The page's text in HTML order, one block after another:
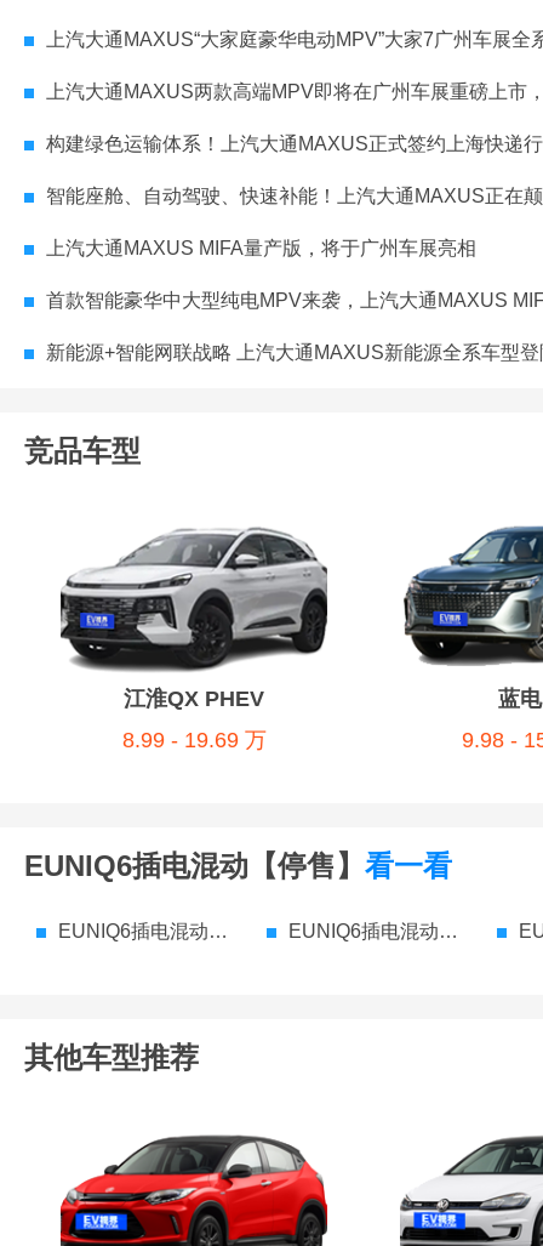
上汽大通MAXUS“大家庭豪华电动MPV”大家7广州车展全
上汽大通MAXUS两款高端MPV即将在广州车展重磅上市，知名港星现
构建绿色运输体系！上汽大通MAXUS正式签约上海快递
智能座舱、自动驾驶、快速补能！上汽大通MAXUS正在颠覆你对“多人出行”
上汽大通MAXUS MIFA量产版，将于广州车展亮相
首款智能豪华中大型纯电MPV来袭，上汽大通MAXUS MIFA量产车将由你
新能源+智能网联战略 上汽大通MAXUS新能源全系车型登陆广
竞品车型
江淮QX PHEV
8.99 - 19.69 万
蓝
9.98 -
EUNIQ6插电混动【停售】 看一看
EUNIQ6插电混动【停售】 参数配置 EUNIQ6插电混动【停售】 价格
其他车型推荐